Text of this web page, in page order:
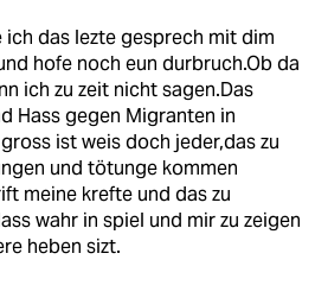
ich das lezte gesprech mit dim
hofe noch eun durbruch.Ob da
ich zu zeit nicht sagen.Das
Hass gegen Migranten in
ist weis doch jeder,das zu
und tötunge kommen
meine krefte und das zu
wahr in spiel und mir zu zeigen
heben sizt.